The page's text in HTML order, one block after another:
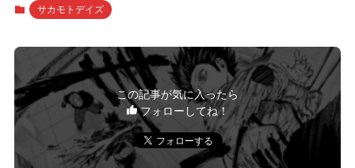
サカモトデイズ
この記事が気に入ったら
フォローしてね！